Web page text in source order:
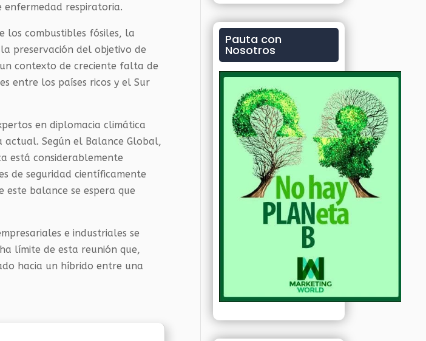
enfermedad respiratoria.
los combustibles fósiles, la
preservación del objetivo de
contexto de creciente falta de
entre los países ricos y el Sur
en diplomacia climática
actual. Según el Balance Global,
está considerablemente
de seguridad científicamente
balance se espera que
e industriales se
límite de esta reunión que,
hacia un híbrido entre una
Pauta con
Nosotros